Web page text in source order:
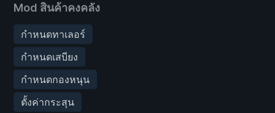
Mod สินค้าคงคลัง
กำหนดทาเลอร์
กำหนดเสบียง
กำหนดกองหนุน
ตั้งค่ากระสุน